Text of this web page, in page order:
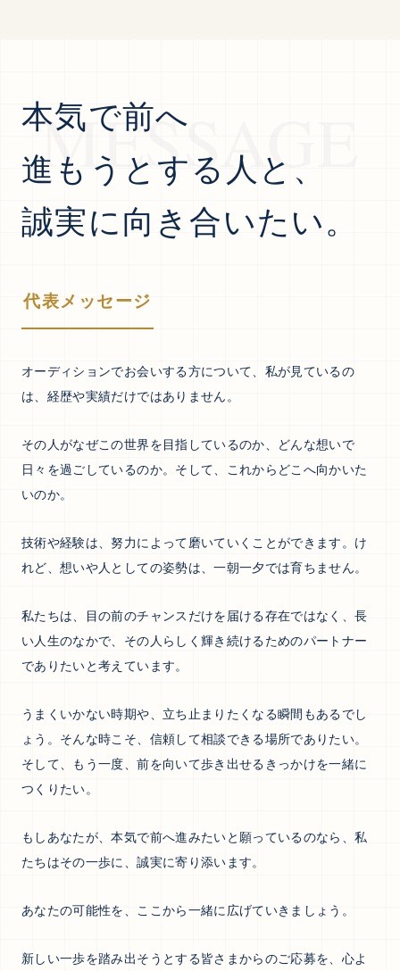
MESSAGE
本気で前へ
進もうとする人と、
誠実に向き合いたい。
代表メッセージ
オーディションでお会いする方について、私が見ているの
は、経歴や実績だけではありません。
その人がなぜこの世界を目指しているのか、どんな想いで
日々を過ごしているのか。そして、これからどこへ向かいた
いのか。
技術や経験は、努力によって磨いていくことができます。け
れど、想いや人としての姿勢は、一朝一夕では育ちません。
私たちは、目の前のチャンスだけを届ける存在ではなく、長
い人生のなかで、その人らしく輝き続けるためのパートナー
でありたいと考えています。
うまくいかない時期や、立ち止まりたくなる瞬間もあるでし
ょう。そんな時こそ、信頼して相談できる場所でありたい。
そして、もう一度、前を向いて歩き出せるきっかけを一緒に
つくりたい。
もしあなたが、本気で前へ進みたいと願っているのなら、私
たちはその一歩に、誠実に寄り添います。
あなたの可能性を、ここから一緒に広げていきましょう。
新しい一歩を踏み出そうとする皆さまからのご応募を、心よ